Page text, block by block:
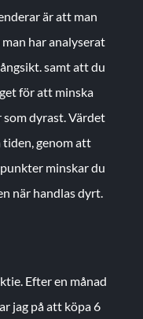
är att man
har analyserat
samt att du
för att minska
dyrast. Värdet
tiden, genom att
minskar du
när handlas dyrt.
Efter en månad
jag på att köpa 6